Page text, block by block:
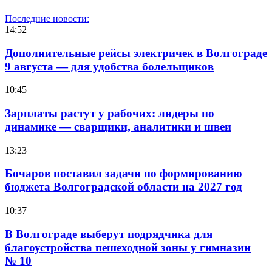
Последние новости:
14:52
Дополнительные рейсы электричек в Волгограде
9 августа — для удобства болельщиков
10:45
Зарплаты растут у рабочих: лидеры по
динамике — сварщики, аналитики и швеи
13:23
Бочаров поставил задачи по формированию
бюджета Волгоградской области на 2027 год
10:37
В Волгограде выберут подрядчика для
благоустройства пешеходной зоны у гимназии
№ 10